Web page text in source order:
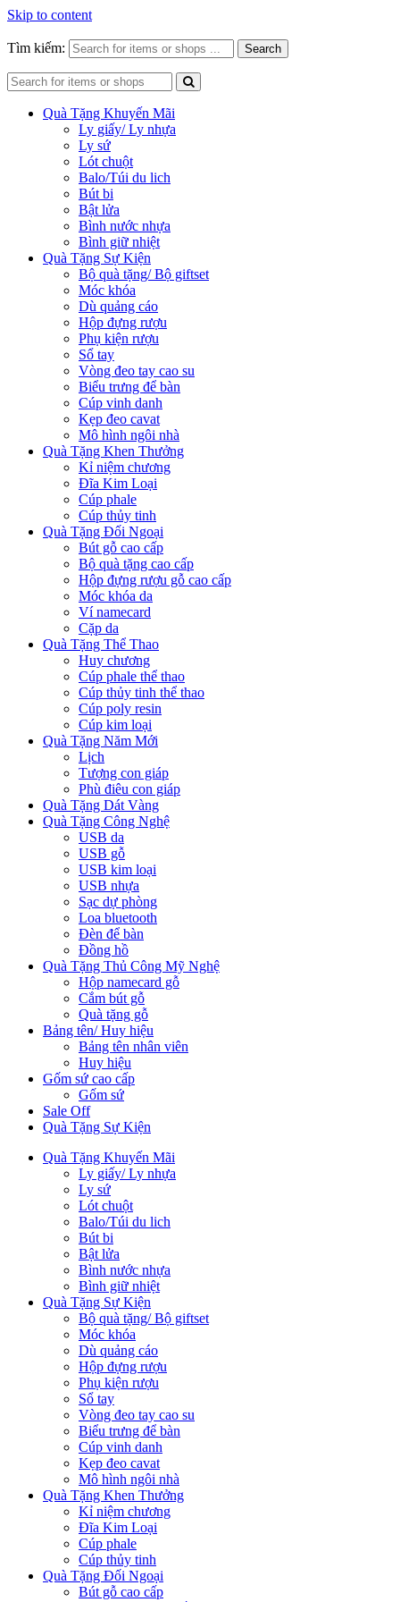
Skip to content
Tìm kiếm: Search
Quà Tặng Khuyến Mãi
Ly giấy/ Ly nhựa
Ly sứ
Lót chuột
Balo/Túi du lich
Bút bi
Bật lửa
Bình nước nhựa
Bình giữ nhiệt
Quà Tặng Sự Kiện
Bộ quà tặng/ Bộ giftset
Móc khóa
Dù quảng cáo
Hộp đựng rượu
Phụ kiện rượu
Sổ tay
Vòng đeo tay cao su
Biểu trưng để bàn
Cúp vinh danh
Kẹp đeo cavat
Mô hình ngôi nhà
Quà Tặng Khen Thưởng
Kỉ niệm chương
Đĩa Kim Loại
Cúp phale
Cúp thủy tinh
Quà Tặng Đối Ngoại
Bút gỗ cao cấp
Bộ quà tặng cao cấp
Hộp đựng rượu gỗ cao cấp
Móc khóa da
Ví namecard
Cặp da
Quà Tặng Thể Thao
Huy chương
Cúp phale thể thao
Cúp thủy tinh thể thao
Cúp poly resin
Cúp kim loại
Quà Tặng Năm Mới
Lịch
Tượng con giáp
Phù điêu con giáp
Quà Tặng Dát Vàng
Quà Tặng Công Nghệ
USB da
USB gỗ
USB kim loại
USB nhựa
Sạc dự phòng
Loa bluetooth
Đèn để bàn
Đồng hồ
Quà Tặng Thủ Công Mỹ Nghệ
Hộp namecard gỗ
Cắm bút gỗ
Quà tặng gỗ
Bảng tên/ Huy hiệu
Bảng tên nhân viên
Huy hiệu
Gốm sứ cao cấp
Gốm sứ
Sale Off
Quà Tặng Sự Kiện
Quà Tặng Khuyến Mãi
Ly giấy/ Ly nhựa
Ly sứ
Lót chuột
Balo/Túi du lich
Bút bi
Bật lửa
Bình nước nhựa
Bình giữ nhiệt
Quà Tặng Sự Kiện
Bộ quà tặng/ Bộ giftset
Móc khóa
Dù quảng cáo
Hộp đựng rượu
Phụ kiện rượu
Sổ tay
Vòng đeo tay cao su
Biểu trưng để bàn
Cúp vinh danh
Kẹp đeo cavat
Mô hình ngôi nhà
Quà Tặng Khen Thưởng
Kỉ niệm chương
Đĩa Kim Loại
Cúp phale
Cúp thủy tinh
Quà Tặng Đối Ngoại
Bút gỗ cao cấp